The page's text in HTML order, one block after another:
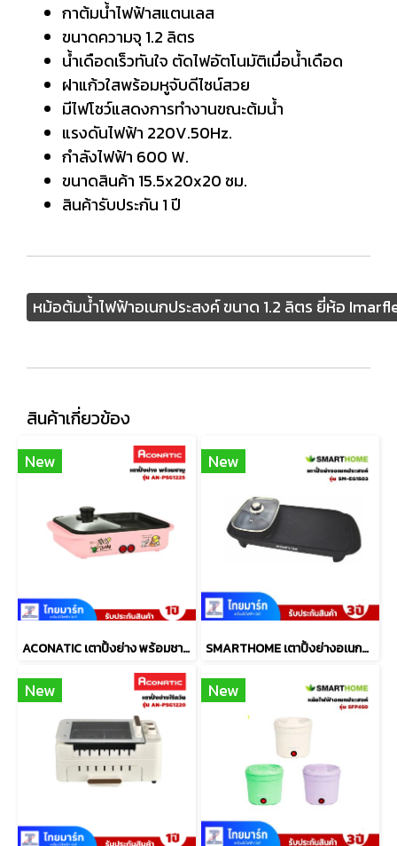
กาต้มน้ำไฟฟ้าสแตนเลส
ขนาดความจุ 1.2 ลิตร
น้ำเดือดเร็วทันใจ ตัดไฟอัตโนมัติเมื่อน้ำเดือด
ฝาแก้วใสพร้อมหูจับดีไซน์สวย
มีไฟโชว์แสดงการทำงานขณะต้มน้ำ
แรงดันไฟฟ้า 220V.50Hz.
กำลังไฟฟ้า 600 W.
ขนาดสินค้า 15.5x20x20 ซม.
สินค้ารับประกัน 1 ปี
หม้อต้มน้ำไฟฟ้าอเนกประสงค์ ขนาด 1.2 ลิตร ยี่ห้อ
สินค้าเกี่ยวข้อง
New
ACONATIC เตาปิ้งย่าง พร้อมชาบู รุ่น AN-PSG1225
New
SMARTHOME เตาปิ้งย่างอเนกประสงค์พร้อมหม้อสุกี้ รุ่น SM-EG1503
New New